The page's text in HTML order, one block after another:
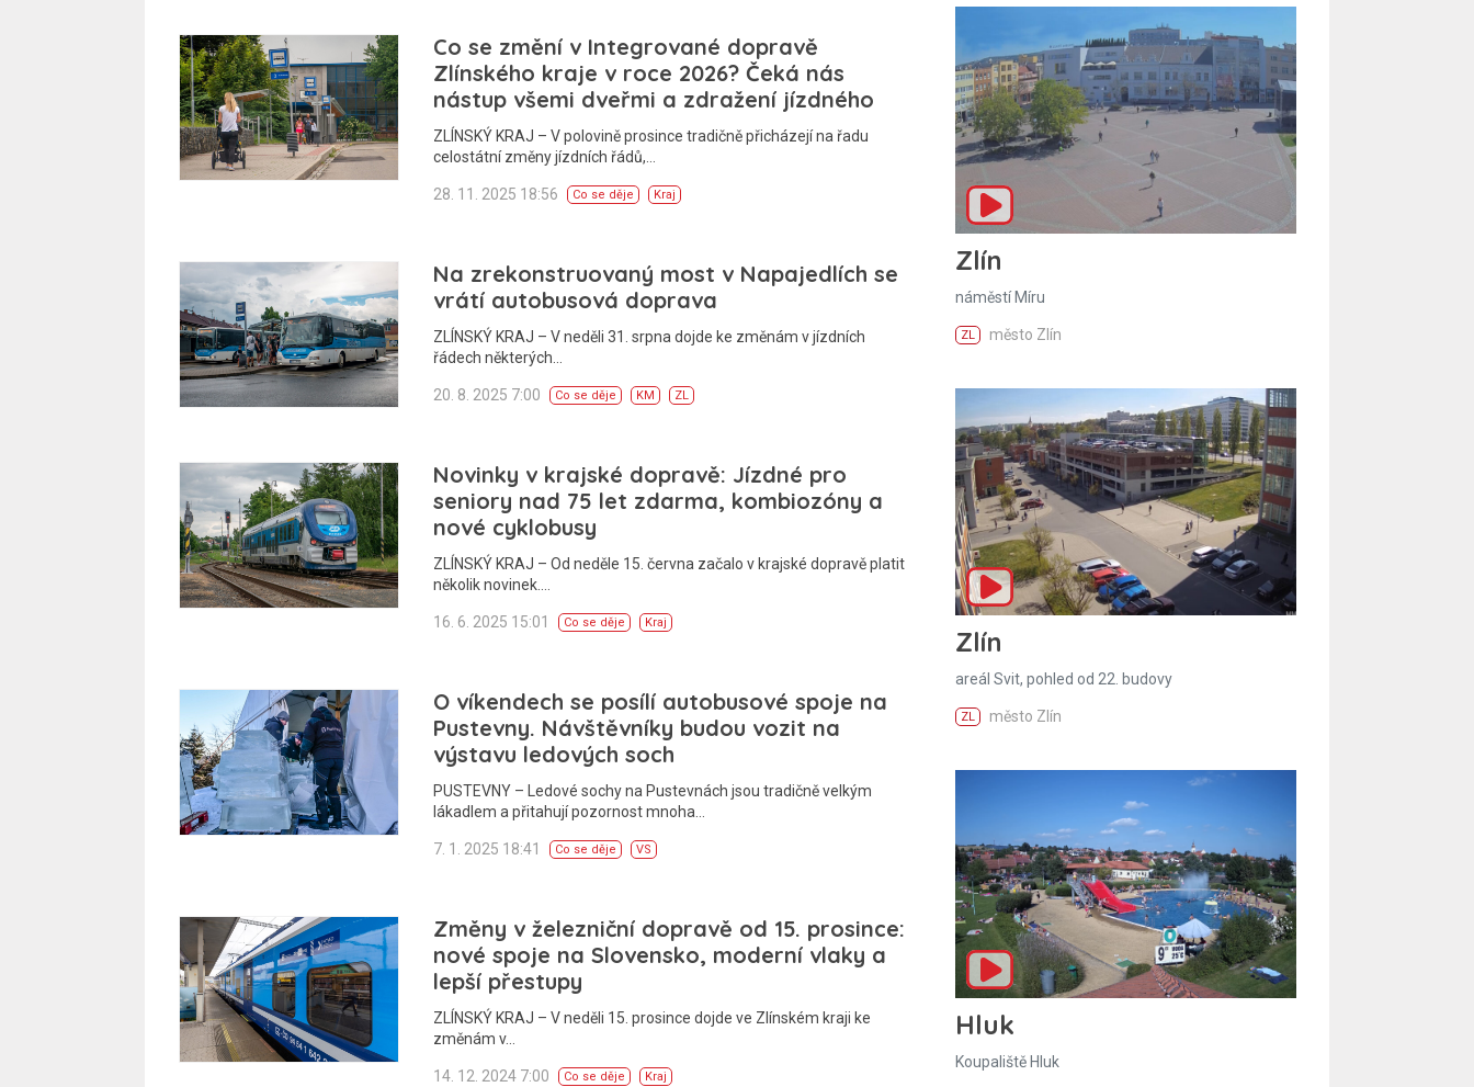
Co se změní v Integrované dopravě
Zlínského kraje v roce 2026? Čeká nás
nástup všemi dveřmi a zdražení jízdného
ZLÍNSKÝ KRAJ – V polovině prosince tradičně přicházejí na řadu
celostátní změny jízdních řádů,…
28. 11. 2025 18:56 Co se děje Kraj
Na zrekonstruovaný most v Napajedlích se
vrátí autobusová doprava
ZLÍNSKÝ KRAJ – V neděli 31. srpna dojde ke změnám v jízdních
řádech některých…
20. 8. 2025 7:00 Co se děje KM ZL
Novinky v krajské dopravě: Jízdné pro
seniory nad 75 let zdarma, kombiozóny a
nové cyklobusy
ZLÍNSKÝ KRAJ – Od neděle 15. června začalo v krajské dopravě platit
několik novinek.…
16. 6. 2025 15:01 Co se děje Kraj
O víkendech se posílí autobusové spoje na
Pustevny. Návštěvníky budou vozit na
výstavu ledových soch
PUSTEVNY – Ledové sochy na Pustevnách jsou tradičně velkým
lákadlem a přitahují pozornost mnoha…
7. 1. 2025 18:41 Co se děje VS
Změny v železniční dopravě od 15. prosince:
nové spoje na Slovensko, moderní vlaky a
lepší přestupy
ZLÍNSKÝ KRAJ – V neděli 15. prosince dojde ve Zlínském kraji ke
změnám v…
14. 12. 2024 7:00 Co se děje Kraj
Zlín
náměstí Míru
ZL město Zlín
Zlín
areál Svit, pohled od 22. budovy
ZL město Zlín
Hluk
Koupaliště Hluk